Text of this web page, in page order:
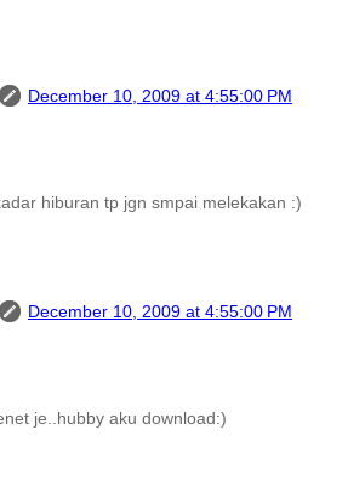
December 10, 2009 at 4:55:00 PM
hiburan tp jgn smpai melekakan :)
December 10, 2009 at 4:55:00 PM
je..hubby aku download:)